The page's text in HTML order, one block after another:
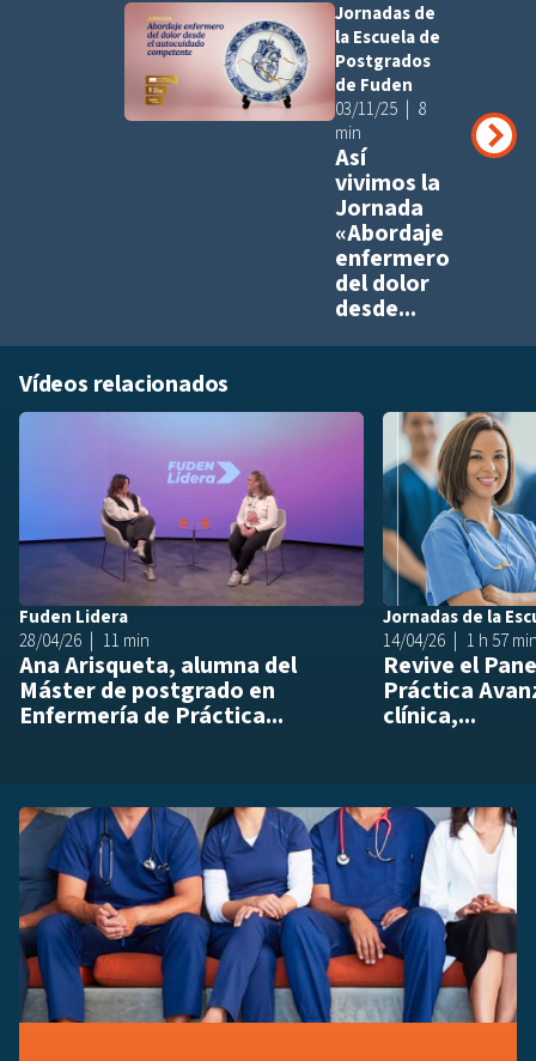
Añadir a
Jornadas de
la Escuela de
Postgrados
de Fuden
03/11/25
8
min
Así
vivimos la
Jornada
«Abordaje
enfermero
del dolor
desde...
Vídeos relacionados
Añadir a
Fuden Lidera
28/04/26
11 min
Ana Arisqueta, alumna del
Máster de postgrado en
Enfermería de Práctica...
Jornadas de la
14/04/26
1 h 57
Revive el
Práctica
clínica,...